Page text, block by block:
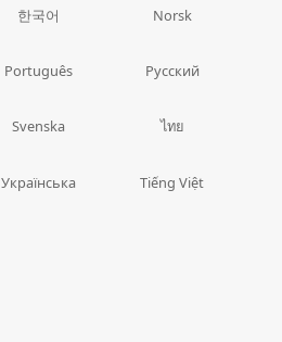
한국어 Norsk
Português Русский
Svenska ไทย
Українська Tiếng Việt